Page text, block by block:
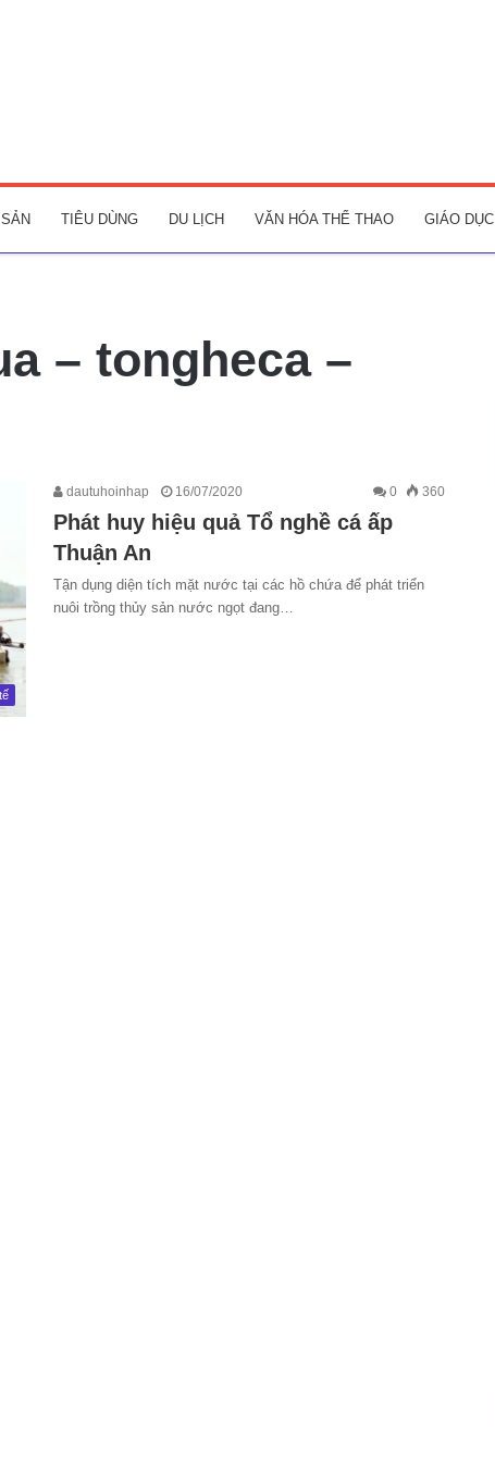
TIÊU DÙNG DU LỊCH VĂN HÓA THỂ THAO GIÁO DỤC
– tongheca –
dautuhoinhap 16/07/2020 0 360
Phát huy hiệu quả Tổ nghề cá ấp
Thuận An
Tận dụng diện tích mặt nước tại các hồ chứa để phát triển
nuôi trồng thủy sản nước ngọt đang…